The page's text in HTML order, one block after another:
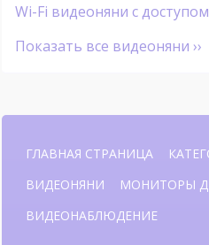
Wi-Fi видеоняни с
Показать все видеоняни ››
ГЛАВНАЯ СТРАНИЦА
ВИДЕОНЯНИ
МОНИТОРЫ
ВИДЕОНАБЛЮДЕНИЕ